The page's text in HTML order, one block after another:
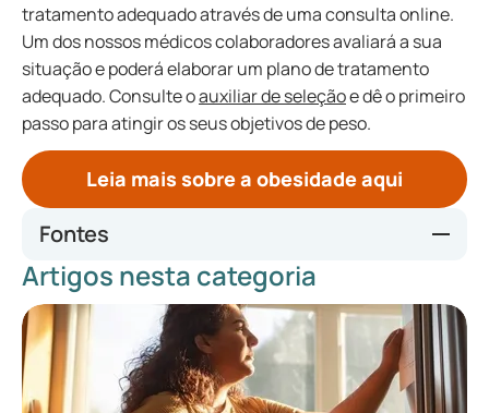
tratamento adequado através de uma consulta online.
Um dos nossos médicos colaboradores avaliará a sua
situação e poderá elaborar um plano de tratamento
adequado. Consulte oauxiliar de seleçãoe dê o primeiro
passo para atingir os seus objetivos de peso.
Leia mais sobre a obesidade aqui
Fontes
https://news.harvard.edu/gazette/story/2018/11/key-to-
long-term-weight-loss-may-be-as-simple-as-more-fat-
fewer-carbs/
https://www.health.harvard.edu/staying-
healthy/questions-and-answers-about-the-new-anti-
obesity-medications
Artigos nesta categoria